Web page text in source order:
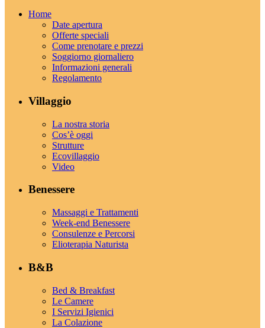
Home
Date apertura
Offerte speciali
Come prenotare e prezzi
Soggiorno giornaliero
Informazioni generali
Regolamento
Villaggio
La nostra storia
Cos’è oggi
Strutture
Ecovillaggio
Video
Benessere
Massaggi e Trattamenti
Week-end Benessere
Consulenze e Percorsi
Elioterapia Naturista
B&B
Bed & Breakfast
Le Camere
I Servizi Igienici
La Colazione